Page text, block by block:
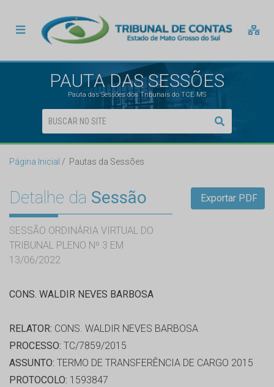
PAUTA DAS SESSÕES
Pauta das Sessões dos Tribunais do TCE MS
Página Inicial Pautas da Sessões
Detalhe da Sessão
SESSÃO ORDINÁRIA VIRTUAL DO
TRIBUNAL PLENO Nº 3 EM
13/06/2022
Exportar PDF
CONS. WALDIR NEVES BARBOSA
RELATOR: CONS. WALDIR NEVES BARBOSA
PROCESSO: TC/7859/2015
ASSUNTO: TERMO DE TRANSFERÊNCIA DE CARGO 2015
PROTOCOLO: 1593847